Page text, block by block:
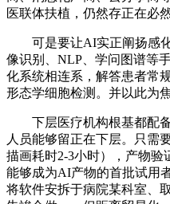
医联体扶植，仍然存正在必
可是要让AI实正阐扬感化
像识别、NLP、学问图谱等
化系统相连系，解答患者常
形态学细胞检测。并以此为
下层医疗机构根基都配备
人员能够留正在下层。只需
描画耗时2-3小时），产物验
能够成为AI产物的首批试用
将软件安拆于病院某科室、